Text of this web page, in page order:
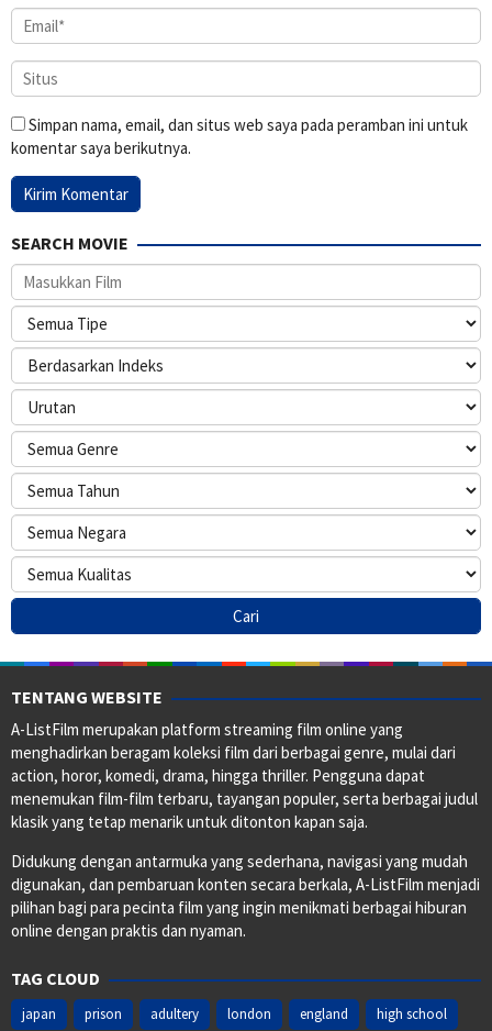
Simpan nama, email, dan situs web saya pada peramban ini untuk
komentar saya berikutnya.
SEARCH MOVIE
TENTANG WEBSITE
A-ListFilm merupakan platform streaming film online yang
menghadirkan beragam koleksi film dari berbagai genre, mulai dari
action, horor, komedi, drama, hingga thriller. Pengguna dapat
menemukan film-film terbaru, tayangan populer, serta berbagai judul
klasik yang tetap menarik untuk ditonton kapan saja.
Didukung dengan antarmuka yang sederhana, navigasi yang mudah
digunakan, dan pembaruan konten secara berkala, A-ListFilm menjadi
pilihan bagi para pecinta film yang ingin menikmati berbagai hiburan
online dengan praktis dan nyaman.
TAG CLOUD
japan prison adultery london england high school